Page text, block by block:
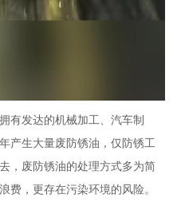
有发达的机械加工、汽车制
产生大量废防锈油，仅防锈工
，废防锈油的处理方式多为简
费，更存在污染环境的风险。